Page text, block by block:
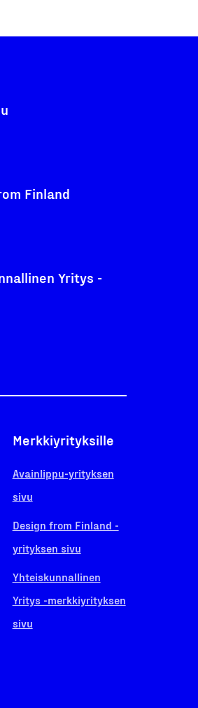
Finland
Yritys -
Merkkiyrityksille
Avainlippu-yrityksen
sivu
Design from Finland -
yrityksen sivu
Yhteiskunnallinen
Yritys -merkkiyrityksen
sivu